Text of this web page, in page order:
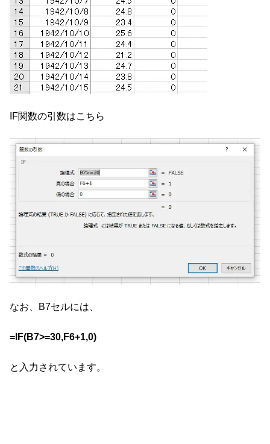
IF関数の引数はこちら
なお、B7セルには、
=IF(B7>=30,F6+1,0)
と入力されています。